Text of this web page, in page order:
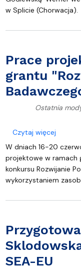
w Splicie (Chorwacja).
Prace
grantu
Ostatnia
Czytaj więcejo
W dniach 16-20
projektowe w ramach
konkursu Rozwijanie
wykorzystaniem
SEA-EU